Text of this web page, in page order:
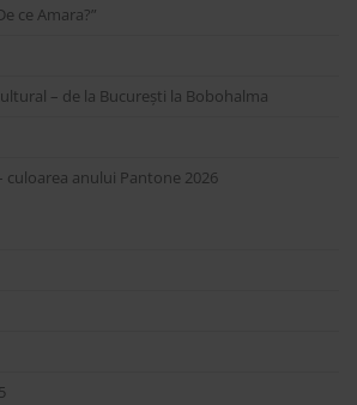
ce Amara?”
– de la București la Bobohalma
culoarea anului Pantone 2026